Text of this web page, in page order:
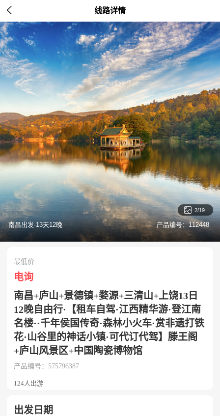
 线路详情
 2/19
南昌出发·13天12晚 产品编号：112448
最低价
电询
南昌+庐山+景德镇+婺源+三清山+上饶13日
12晚自由行·【租车自驾·江西精华游·登江南
名楼··千年侯国传奇·森林小火车·赏非遗打铁
花·山谷里的神话小镇·可代订代驾】滕王阁
+庐山风景区+中国陶瓷博物馆
产品编号：575796387
124人出游
出发日期